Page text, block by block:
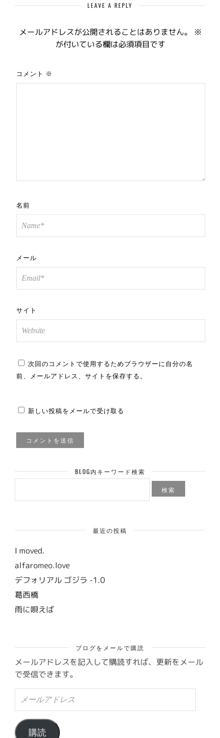
LEAVE A REPLY
メールアドレスが公開されることはありません。
※
が付いている欄は必須項目です
コメント ※
名前
メール
サイト
次回のコメントで使用するためブラウザーに自分の名
前、メールアドレス、サイトを保存する。
新しい投稿をメールで受け取る
BLOG内キーワード検索
検
最近の投稿
I moved.
alfaromeo.love
デフォリアル ゴジラ -1.0
葛西橋
雨に唄えば
ブログをメールで購読
メールアドレスを記入して購読すれば、更新をメール
で受信できます。
ル
ア
ド
購読